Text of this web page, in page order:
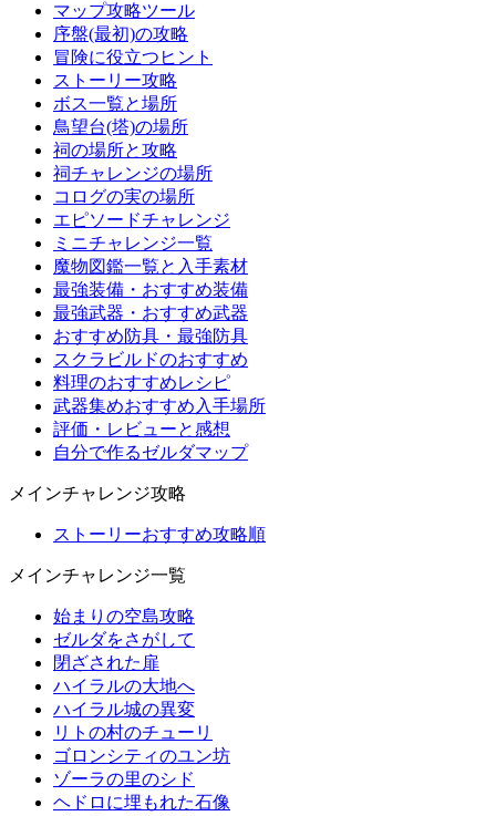
マップ攻略ツール
序盤(最初)の攻略
冒険に役立つヒント
ストーリー攻略
ボス一覧と場所
鳥望台(塔)の場所
祠の場所と攻略
祠チャレンジの場所
コログの実の場所
エピソードチャレンジ
ミニチャレンジ一覧
魔物図鑑一覧と入手素材
最強装備・おすすめ装備
最強武器・おすすめ武器
おすすめ防具・最強防具
スクラビルドのおすすめ
料理のおすすめレシピ
武器集めおすすめ入手場所
評価・レビューと感想
自分で作るゼルダマップ
メインチャレンジ攻略
ストーリーおすすめ攻略順
メインチャレンジ一覧
始まりの空島攻略
ゼルダをさがして
閉ざされた扉
ハイラルの大地へ
ハイラル城の異変
リトの村のチューリ
ゴロンシティのユン坊
ゾーラの里のシド
ヘドロに埋もれた石像